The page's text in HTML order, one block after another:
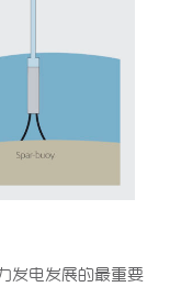
发电发展的最重要